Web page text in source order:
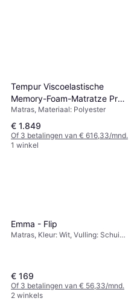
Tempur Viscoelastische
Memory-Foam-Matratze Pro
CoolQuilt Medium
Matras, Materiaal: Polyester
€ 1.849
Of 3 betalingen van € 616,33/mnd.
1 winkel
Emma - Flip
Matras, Kleur: Wit, Vulling: Schuim,
€ 169
Of 3 betalingen van € 56,33/mnd.
2 winkels